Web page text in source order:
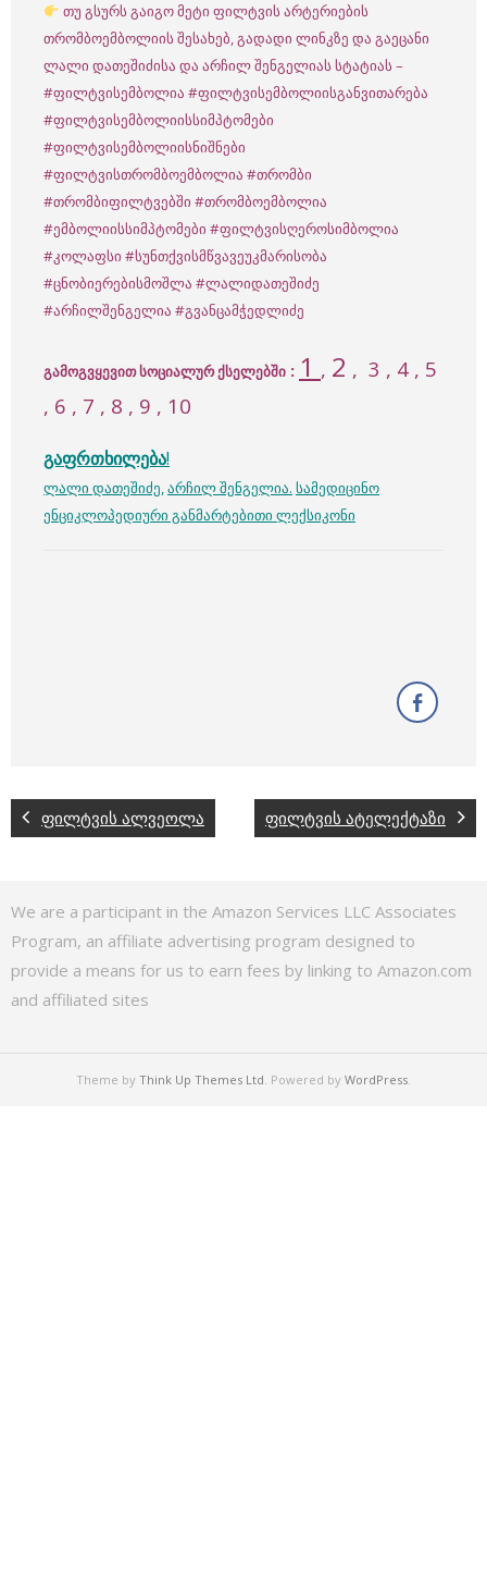
თუ გსურს გაიგო მეტი ფილტვის არტერიების
თრომბოემბოლიის შესახებ, გადადი ლინკზე და გაეცანი
ლალი დათეშიძისა და არჩილ შენგელიას სტატიას –
#ფილტვისემბოლია #ფილტვისემბოლიისგანვითარება
#ფილტვისემბოლიისსიმპტომები
#ფილტვისემბოლიისნიშნები
#ფილტვისთრომბოემბოლია #თრომბი
#თრომბიფილტვებში #თრომბოემბოლია
#ემბოლიისსიმპტომები #ფილტვისღეროსიმბოლია
#კოლაფსი #სუნთქვისმწვავეუკმარისობა
#ცნობიერებისმოშლა #ლალიდათეშიძე
#არჩილშენგელია #გვანცამჭედლიძე
გამოგვყევით სოციალურ ქსელებში : 1 , 2 , 3 , 4 , 5
, 6 , 7 , 8 , 9 , 10
გაფრთხილება!
ლალი დათეშიძე,არჩილ შენგელია. სამედიცინო
ენციკლოპედიური განმარტებითი ლექსიკონი
ფილტვის ალვეოლა ფილტვის ატელექტაზი
We are a participant in the Amazon Services LLC Associates
Program, an affiliate advertising program designed to
provide a means for us to earn fees by linking to Amazon.com
and affiliated sites
Theme by Think Up Themes Ltd . Powered by WordPress